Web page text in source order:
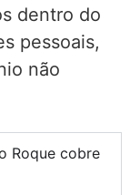
dentro do
pessoais,
não
Roque cobre